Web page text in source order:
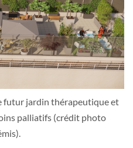
futur jardin thérapeutique et
palliatifs (crédit photo